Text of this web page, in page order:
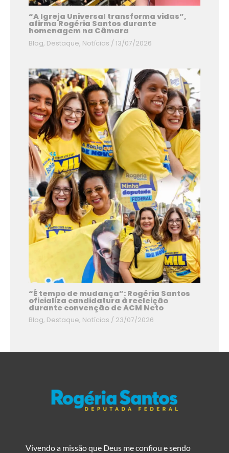
“A Igreja Universal transforma vidas”,
afirma Rogéria Santos durante
homenagem na Câmara
Blog, Destaque, Notícias /13/07/2026
“É tempo de mudança”: Rogéria Santos
oficializa candidatura à reeleição
durante convenção de ACM Neto
Blog, Destaque, Notícias / 23/07/2026
Vivendo a missão que Deus me confiou e sendo